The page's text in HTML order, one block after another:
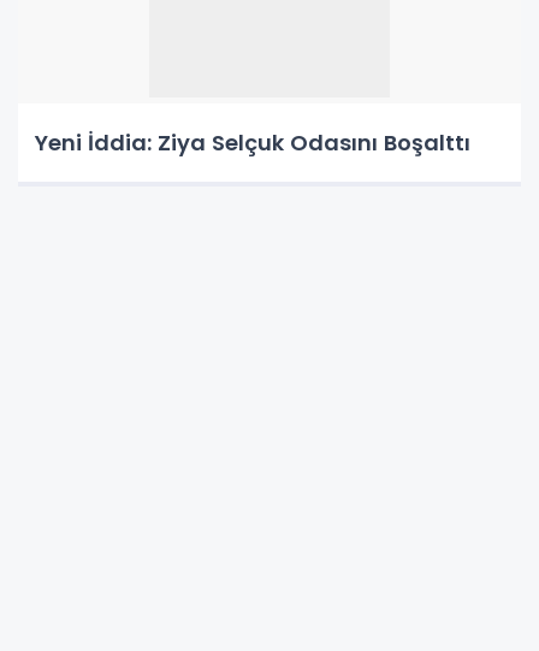
Yeni İddia: Ziya Selçuk Odasını Boşalttı